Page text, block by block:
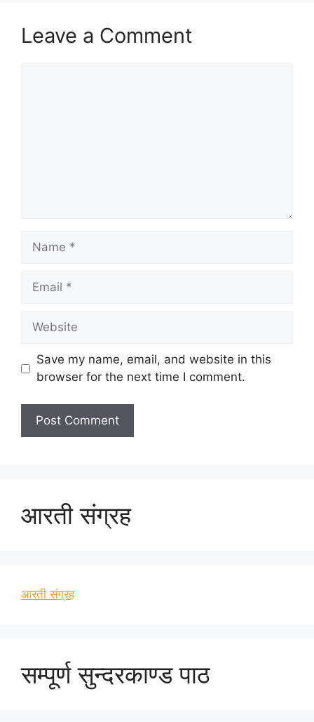
Leave a Comment
Name
Email
Website
Save my name, email, and website in this
browser for the next time I comment.
आरती संग्रह
आरती संग्रह
सम्पूर्ण सुन्दरकाण्ड पाठ